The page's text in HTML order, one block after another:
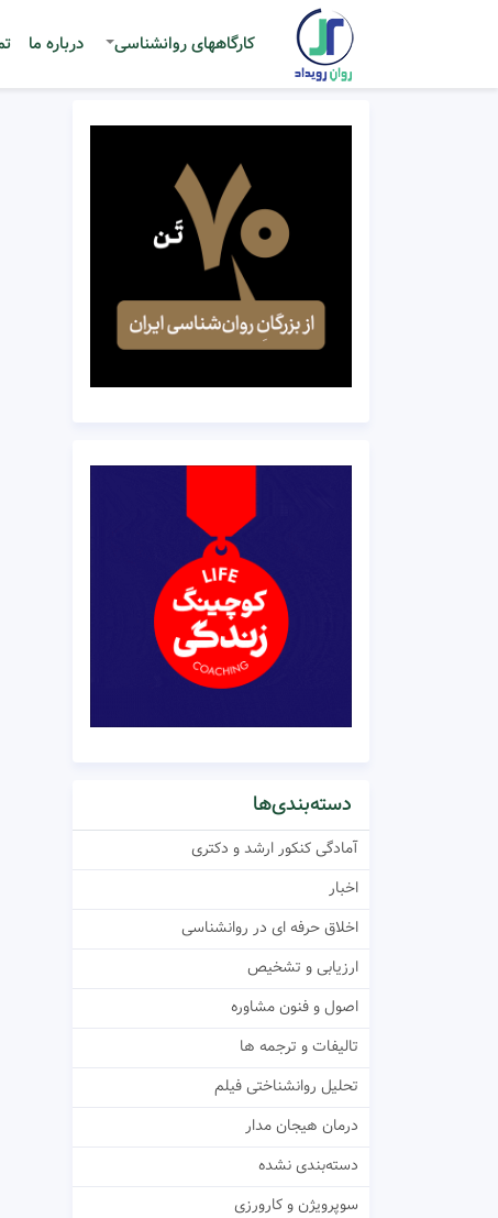
کارگاههای روانشناسی درباره ما
دسته‌بندی‌ها
آمادگی کنکور ارشد و دکتری
اخبار
اخلاق حرفه ای در روانشناسی
ارزیابی و تشخیص
اصول و فنون مشاوره
تالیفات و ترجمه ها
تحلیل روانشناختی فیلم
درمان هیجان مدار
دسته‌بندی نشده
سوپرویژن و کارورزی